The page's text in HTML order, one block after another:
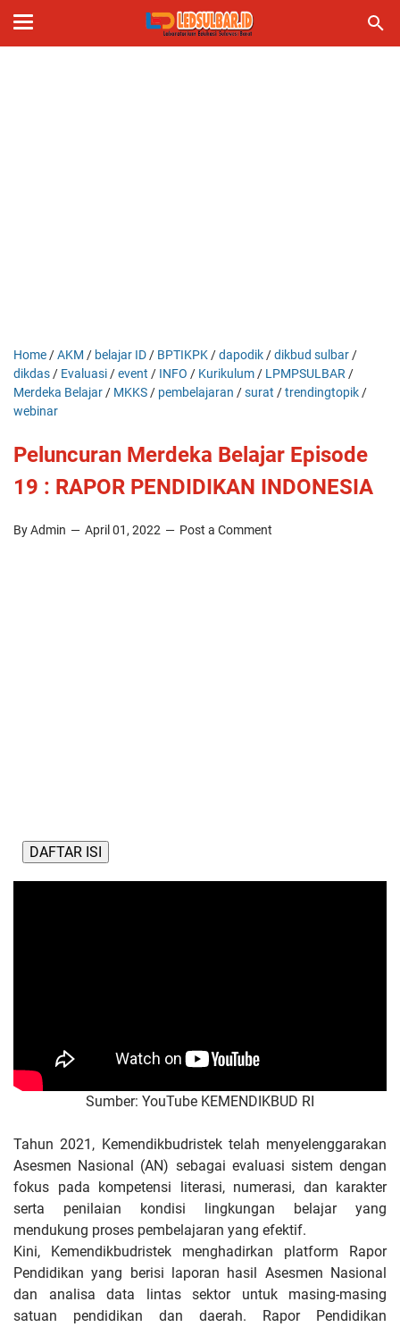
Home /AKM / belajar ID / BPTIKPK /dapodik /dikbud sulbar /
dikdas / Evaluasi /event / INFO / Kurikulum / LPMPSULBAR /
Merdeka Belajar / MKKS / pembelajaran /surat /trendingtopik /
webinar
Peluncuran Merdeka Belajar Episode
19 : RAPOR PENDIDIKAN INDONESIA
By Admin April 01, 2022 Post a Comment
DAFTAR ISI
Sumber: YouTube KEMENDIKBUD RI
Tahun 2021, Kemendikbudristek telah menyelenggarakan
Asesmen Nasional (AN) sebagai evaluasi sistem dengan
fokus pada kompetensi literasi, numerasi, dan karakter
serta penilaian kondisi lingkungan belajar yang
mendukung proses pembelajaran yang efektif.
Kini, Kemendikbudristek menghadirkan platform Rapor
Pendidikan yang berisi laporan hasil Asesmen Nasional
dan analisa data lintas sektor untuk masing-masing
satuan pendidikan dan daerah. Rapor Pendidikan